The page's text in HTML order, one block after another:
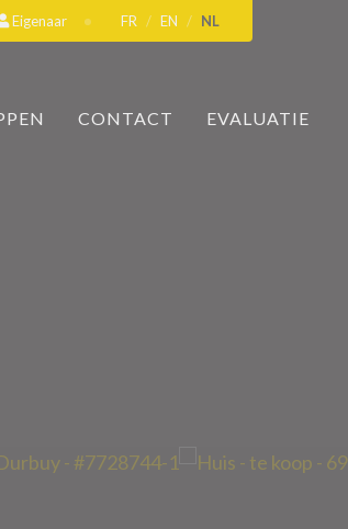
Eigenaar FR EN NL
CONTACT EVALUATIE